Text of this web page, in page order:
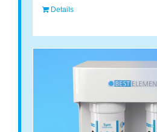
Details